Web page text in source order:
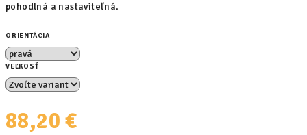
pohodlná a nastaviteľná.
ORIENTÁCIA
VEĽKOSŤ
88,20 €